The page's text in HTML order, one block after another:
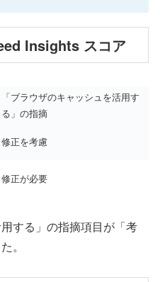
Insights スコア
「ブラウザのキャッシュを活用す
る」の指摘
修正を考慮
修正が必要
する」の指摘項目が「考
。